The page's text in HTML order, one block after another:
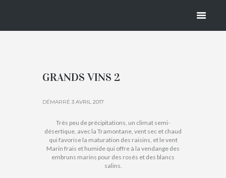
GRANDS VINS 2
DÉMARRÉ 3 AVRIL 2017
Très peu de précipitations, un climat semi-
désertique, avec la Tramontane, vent sec et chaud
qui favorise la maturation des raisins, et le vent
Marin frais et humide qui offre à la vendange des
embruns marins pour des rosés et des blancs
salins.